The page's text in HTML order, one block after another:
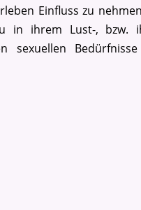
Einfluss zu
in ihrem Lust-, bzw.
sexuellen
Platz.